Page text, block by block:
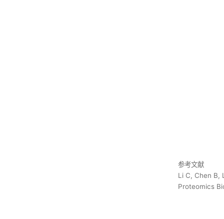
参考文献
Li C, Chen B,
Proteomics